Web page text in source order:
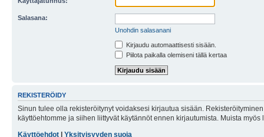
Salasana:
Unohdin salasanani
Kirjaudu automaattisesti sisään.
Piilota paikalla olemiseni tällä kertaa
REKISTERÖIDY
Sinun tulee olla rekisteröitynyt voidaksesi kirjautua sisään.
käyttöehtomme ja siihen liittyvät käytännöt ennen kirjautumista. Muista
Käyttöehdot
Yksityisyyden suoja